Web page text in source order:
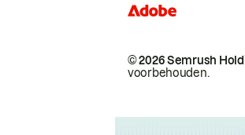
© 2026 Semrush
voorbehouden.